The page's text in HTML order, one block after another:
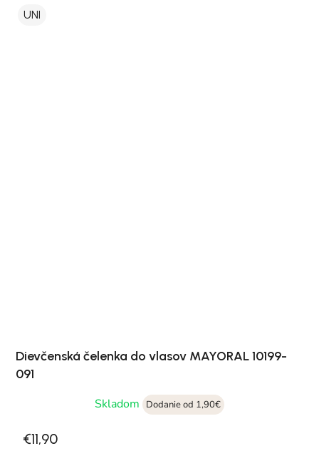
UNI
Dievčenská čelenka do vlasov MAYORAL 10199-
091
Skladom
Dodanie od 1,90€
€11,90